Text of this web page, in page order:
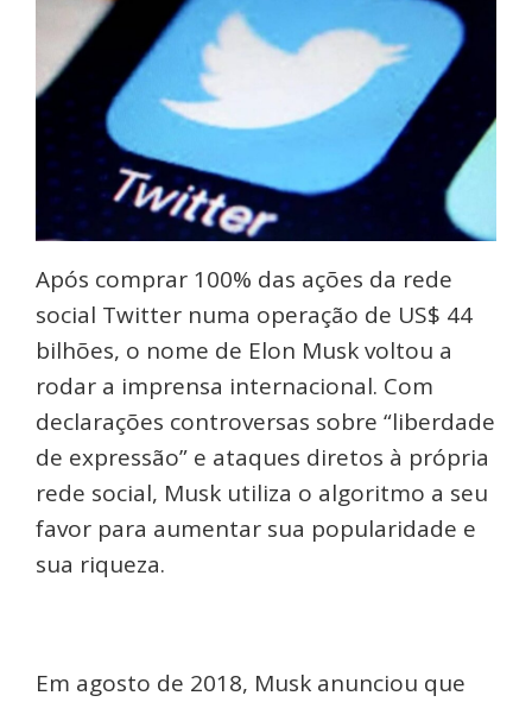
Após comprar 100% das ações da rede
social Twitter numa operação de US$ 44
bilhões, o nome de Elon Musk voltou a
rodar a imprensa internacional. Com
declarações controversas sobre “liberdade
de expressão” e ataques diretos à própria
rede social, Musk utiliza o algoritmo a seu
favor para aumentar sua popularidade e
sua riqueza.
Em agosto de 2018, Musk anunciou que